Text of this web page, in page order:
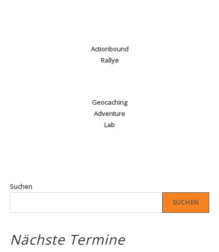
Actionbound
Rallye
Geocaching
Adventure
Lab
Suchen
SUCHEN
Nächste Termine